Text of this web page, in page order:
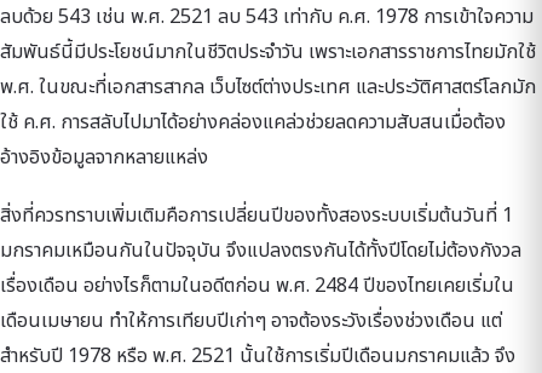
ลบด้วย 543 เช่น พ.ศ. 2521 ลบ 543 เท่ากับ ค.ศ. 1978 การเข้าใจความ
สัมพันธ์นี้มีประโยชน์มากในชีวิตประจำวัน เพราะเอกสารราชการไทยมักใช้
พ.ศ. ในขณะที่เอกสารสากล เว็บไซต์ต่างประเทศ และประวัติศาสตร์โลกมัก
ใช้ ค.ศ. การสลับไปมาได้อย่างคล่องแคล่วช่วยลดความสับสนเมื่อต้อง
อ้างอิงข้อมูลจากหลายแหล่ง
สิ่งที่ควรทราบเพิ่มเติมคือการเปลี่ยนปีของทั้งสองระบบเริ่มต้นวันที่ 1
มกราคมเหมือนกันในปัจจุบัน จึงแปลงตรงกันได้ทั้งปีโดยไม่ต้องกังวล
เรื่องเดือน อย่างไรก็ตามในอดีตก่อน พ.ศ. 2484 ปีของไทยเคยเริ่มใน
เดือนเมษายน ทำให้การเทียบปีเก่าๆ อาจต้องระวังเรื่องช่วงเดือน แต่
สำหรับปี 1978 หรือ พ.ศ. 2521 นั้นใช้การเริ่มปีเดือนมกราคมแล้ว จึง